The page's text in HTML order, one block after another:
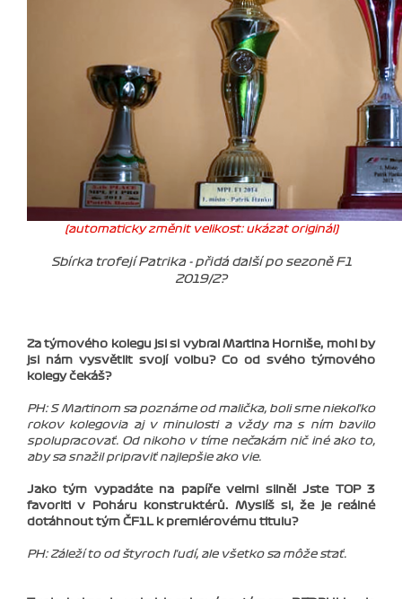
(automaticky změnit velikost: ukázat originál)
Sbírka trofejí Patrika - přidá další po sezoně F1
2019/2?
Za týmového kolegu jsi si vybral Martina Horniše, mohl by
jsi nám vysvětlit svojí volbu? Co od svého týmového
kolegy čekáš?
PH: S Martinom sa poznáme od malička, boli sme niekoľko
rokov kolegovia aj v minulosti a vždy ma s ním bavilo
spolupracovať. Od nikoho v tíme nečakám nič iné ako to,
aby sa snažil pripraviť najlepšie ako vie.
Jako tým vypadáte na papíře velmi silně! Jste TOP 3
favoriti v Poháru konstruktérů. Myslíš si, že je reálné
dotáhnout tým ČF1L k premiérovému titulu?
PH: Záleží to od štyroch ľudí, ale všetko sa môže stať.